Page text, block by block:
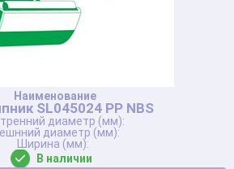
SL045024 PP NBS
В наличии